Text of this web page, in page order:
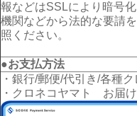
報などはSSLにより暗号
機関などから法的な要請
照ください。
●お支払方法
・銀行/郵便/代引き/各種
・クロネコヤマト お届